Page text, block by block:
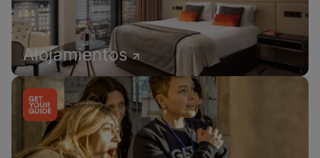
Alojamientos